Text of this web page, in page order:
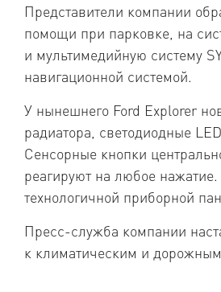
Представители компании
помощи при парковке, на
и мультимедийную систему
навигационной системой.
У нынешнего Ford Explorer
радиатора, светодиодные
Сенсорные кнопки
реагируют на любое
технологичной приборной
Пресс-служба компании
к климатическим и